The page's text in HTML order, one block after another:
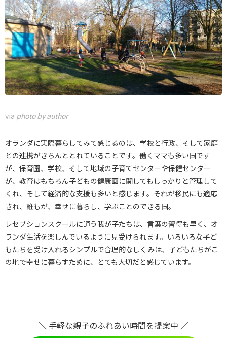
via photo by author
オランダに実際暮らしてみて感じるのは、学校と行政、そして家庭
との連携がきちんととれていることです。働くママも多い国です
が、保育園、学校、そして地域の子育てセンターや保健センター
が、教育はもちろん子どもの健康面に関してもしっかりと管理して
くれ、そして経済的な支援も多いと感じます。それが移民にも適応
され、誰もが、幸せに暮らし、学ぶことのできる国。
レセプションスクールに通う我が子たちは、言葉の習得も早く、オ
ランダ生活を楽しんでいるように見受けられます。いろいろな子ど
もたちを受け入れるシンプルで合理的なしくみは、子どもたちがこ
の地で幸せに暮らすために、とても大切だと感じています。
＼ 手軽な親子のふれあい時間を提案中 ／